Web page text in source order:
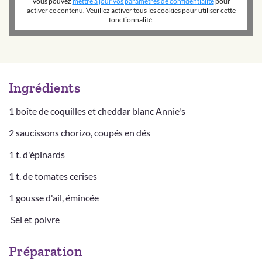
activer ce contenu. Veuillez activer tous les cookies pour utiliser cette
fonctionnalité.
Ingrédients
1 boîte de coquilles et cheddar blanc Annie's
2 saucissons chorizo, coupés en dés
1 t. d'épinards
1 t. de tomates cerises
1 gousse d'ail, émincée
Sel et poivre
Préparation